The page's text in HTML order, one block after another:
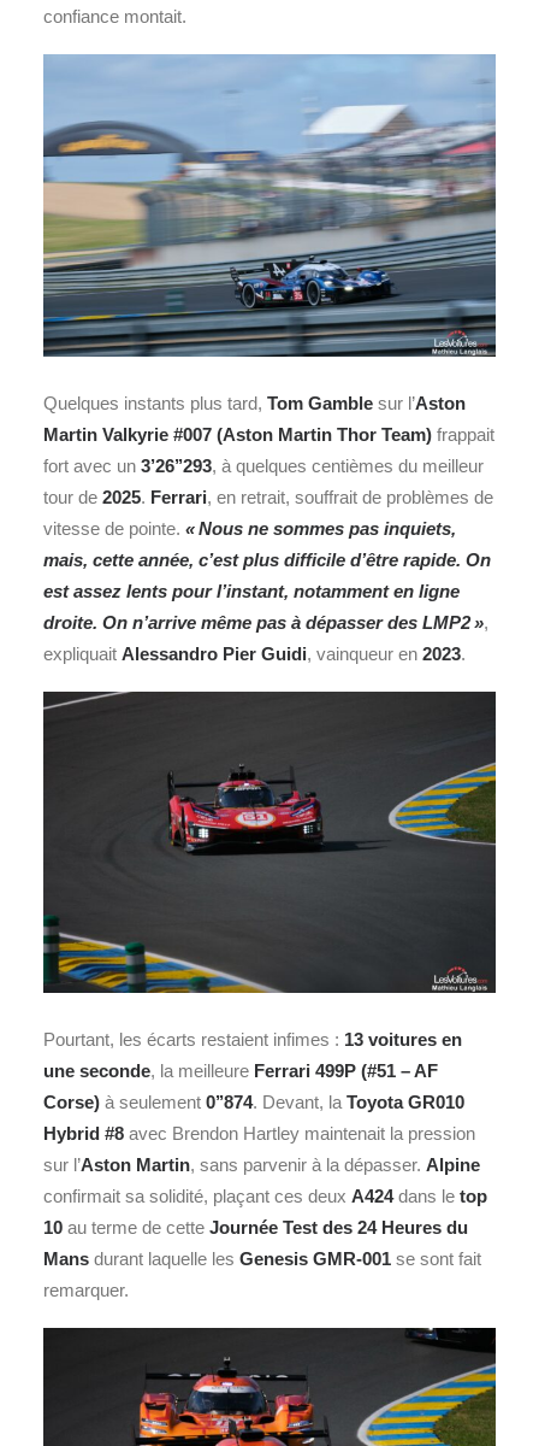
confiance montait.
Quelques instants plus tard, Tom Gamble sur l’Aston
Martin Valkyrie #007 (Aston Martin Thor Team) frappait
fort avec un 3’26’’293, à quelques centièmes du meilleur
tour de 2025. Ferrari, en retrait, souffrait de problèmes de
vitesse de pointe. « Nous ne sommes pas inquiets,
mais, cette année, c’est plus difficile d’être rapide. On
est assez lents pour l’instant, notamment en ligne
droite. On n’arrive même pas à dépasser des LMP2 »,
expliquait Alessandro Pier Guidi, vainqueur en 2023.
Pourtant, les écarts restaient infimes : 13 voitures en
une seconde, la meilleure Ferrari 499P (#51 – AF
Corse) à seulement 0’’874. Devant, la ToyotaGR010
Hybrid #8 avec Brendon Hartley maintenait la pression
sur l’Aston Martin, sans parvenir à la dépasser. Alpine
confirmait sa solidité, plaçant ces deux A424dans le top
10 au terme de cette Journée Test des 24 Heures du
Mans durant laquelle les Genesis GMR-001 se sont fait
remarquer.